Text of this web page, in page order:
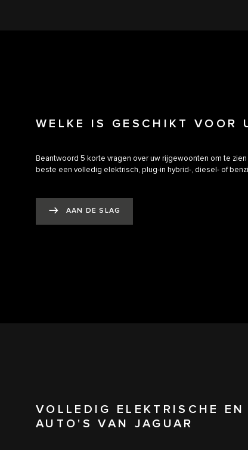
WELKE IS GESCHIKT VOOR
Beantwoord 5 korte vragen over uw rijgewoonten om te
beste een volledig elektrisch, plug-in hybrid-, diesel- of
AAN DE SLAG
VOLLEDIG ELEKTRISCHE EN
AUTO'S VAN JAGUAR